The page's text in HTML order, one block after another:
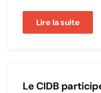
Lire la suite
Le CIDB